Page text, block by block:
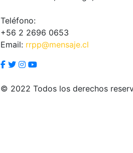
Teléfono:
+56 2 2696 0653
Email: rrpp@mensaje.cl
© 2022 Todos los derechos